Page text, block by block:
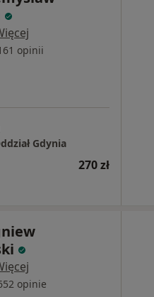
opinii
Gdynia
270 zł
opinie